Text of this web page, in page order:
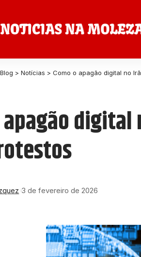
Blog > Notícias > Como o apagão digital no
apagão
3 de fevereiro de 2026